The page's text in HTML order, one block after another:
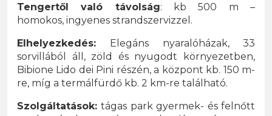
Tengertől való távolság: kb 500 m –
homokos, ingyenes strandszervizzel.
Elhelyezkedés: Elegáns nyaralóházak, 33
sorvillából áll, zöld és nyugodt környezetben,
Bibione Lido dei Pini részén, a központ kb. 150 m-
re, míg a termálfürdő kb. 2 km-re található.
Szolgáltatások:tágas park gyermek- és felnőtt